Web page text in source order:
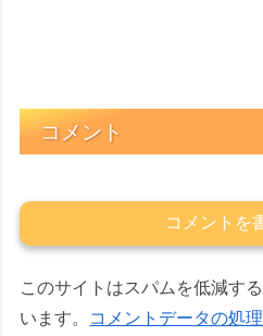
コメント
コメントを
このサイトはスパムを低減す
います。 コメントデータの処